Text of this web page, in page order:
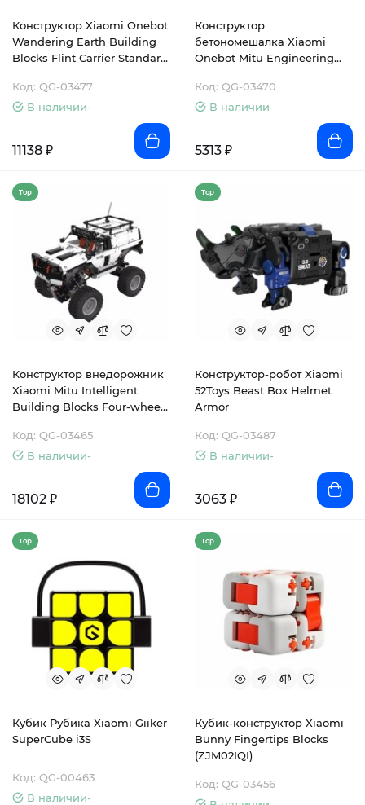
Конструктор Xiaomi Onebot
Wandering Earth Building
Blocks Flint Carrier Standard
Код: QG-03477
В наличии-
11138 ₽
Конструктор
бетономешалка Xiaomi
Onebot Mitu Engineering
(GP00078CN)
Код: QG-03470
В наличии-
5313 ₽
Top
Конструктор внедорожник
Xiaomi Mitu Intelligent
Building Blocks Four-wheel
Код: QG-03465
В наличии-
18102 ₽
Top
Конструктор-робот Xiaomi
52Toys Beast Box Helmet
Armor
Код: QG-03487
В наличии-
3063 ₽
Top
Кубик Рубика Xiaomi Giiker
SuperCube i3S
Код: QG-00463
В наличии-
Top
Кубик-конструктор Xiaomi
Bunny Fingertips Blocks
(ZJM02IQI)
Код: QG-03456